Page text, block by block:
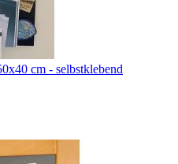
cm - selbstklebend